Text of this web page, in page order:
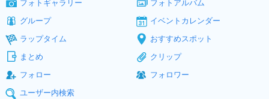
フォトギャラリー
フォトアルバム
グループ
イベントカレンダー
ラップタイム
おすすめスポット
まとめ
クリップ
フォロー
フォロワー
ユーザー内検索